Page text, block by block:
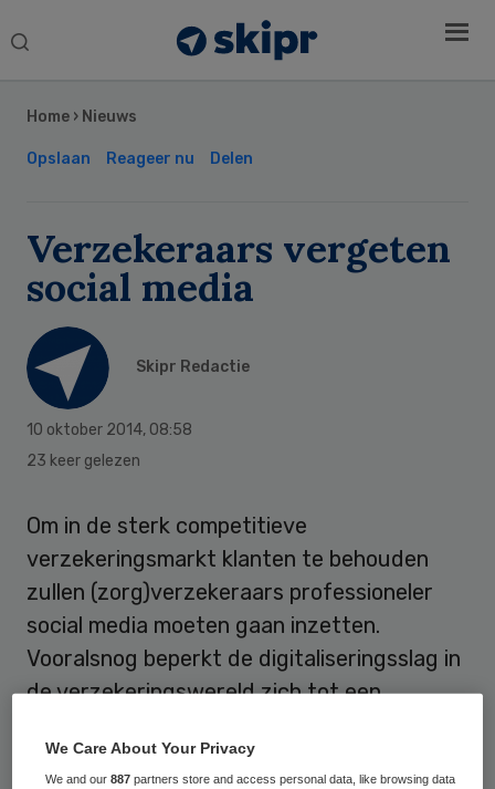
Search
Home › Nieuws
Opslaan Reageer nu Delen
Verzekeraars vergeten
social media
Skipr Redactie
10 oktober 2014, 08:58
23 keer gelezen
Om in de sterk competitieve
verzekeringsmarkt klanten te behouden
zullen (zorg)verzekeraars professioneler
social media moeten gaan inzetten.
Vooralsnog beperkt de digitaliseringsslag in
de verzekeringswereld zich tot een
inbedding van social media ontbreekt.
Sidebar
We Care About Your Privacy
We and our887 partners store and access personal data, like browsing data